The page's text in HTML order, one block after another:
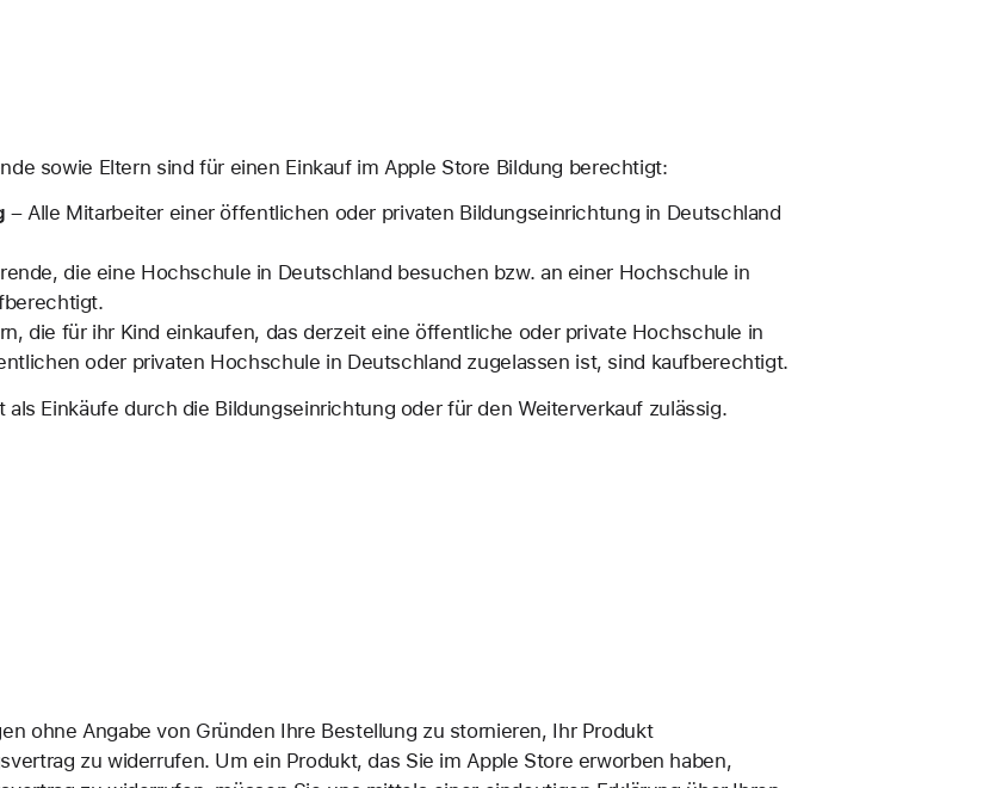
sowie Eltern sind für einen Einkauf im Apple Store Bildung berechtigt:
– Alle Mitarbeiter einer öffentlichen oder privaten Bildungseinrichtung in Deutschland
die eine Hochschule in Deutschland besuchen bzw. an einer Hochschule in
die für ihr Kind einkaufen, das derzeit eine öffentliche oder private Hochschule in
oder privaten Hochschule in Deutschland zugelassen ist, sind kaufberechtigt.
Einkäufe durch die Bildungseinrichtung oder für den Weiterverkauf zulässig.
ohne Angabe von Gründen Ihre Bestellung zu stornieren, Ihr Produkt
zu widerrufen. Um ein Produkt, das Sie im Apple Store erworben haben,